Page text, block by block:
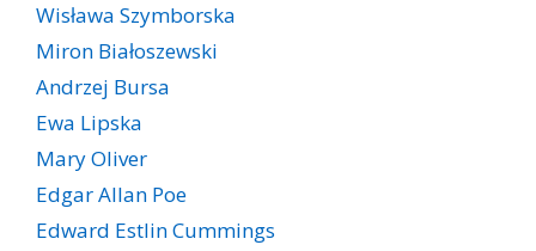
Wisława Szymborska
Miron Białoszewski
Andrzej Bursa
Ewa Lipska
Mary Oliver
Edgar Allan Poe
Edward Estlin Cummings